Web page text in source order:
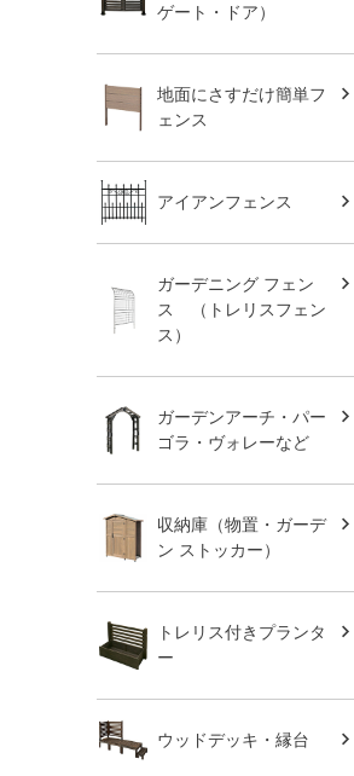
ゲート・ドア）
地面にさすだけ簡単フ
ェンス
アイアンフェンス
ガーデニング フェン
ス （トレリスフェン
ス）
ガーデンアーチ・パー
ゴラ・ヴォレーなど
収納庫（物置・ガーデ
ン ストッカー）
トレリス付きプランタ
ー
ウッドデッキ・縁台